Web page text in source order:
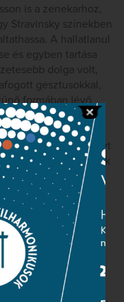
is a zenekarhoz,
Stravinsky színekben
A hallatlanul
és egyben tartása
dolga volt,
gesztusokkal,
formában lévő
szereplőit
kivétel nélkül
ragyogó teljesítményt
a darab előadásának
zenekari színek
kérdését
megoldania.
furcsa helyekre
címadása találó
metaforaként
négyszáz évének